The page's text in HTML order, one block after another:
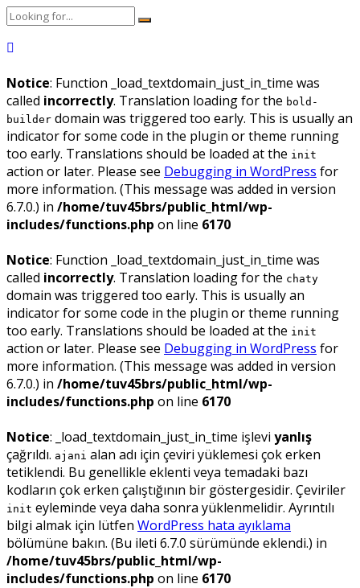
Notice: Function _load_textdomain_just_in_time was
called incorrectly. Translation loading for the bold-
builder domain was triggered too early. This is usually an
indicator for some code in the plugin or theme running
too early. Translations should be loaded at the init
action or later. Please see Debugging in WordPress for
more information. (This message was added in version
6.7.0.) in /home/tuv45brs/public_html/wp-
includes/functions.php on line 6170
Notice: Function _load_textdomain_just_in_time was
called incorrectly. Translation loading for the chaty
domain was triggered too early. This is usually an
indicator for some code in the plugin or theme running
too early. Translations should be loaded at the init
action or later. Please see Debugging in WordPress for
more information. (This message was added in version
6.7.0.) in /home/tuv45brs/public_html/wp-
includes/functions.php on line 6170
Notice: _load_textdomain_just_in_time işlevi yanlış
çağrıldı. ajani alan adı için çeviri yüklemesi çok erken
tetiklendi. Bu genellikle eklenti veya temadaki bazı
kodların çok erken çalıştığının bir göstergesidir. Çeviriler
init eyleminde veya daha sonra yüklenmelidir. Ayrıntılı
bilgi almak için lütfen WordPress hata ayıklama
bölümüne bakın. (Bu ileti 6.7.0 sürümünde eklendi.) in
/home/tuv45brs/public_html/wp-
includes/functions.php on line 6170